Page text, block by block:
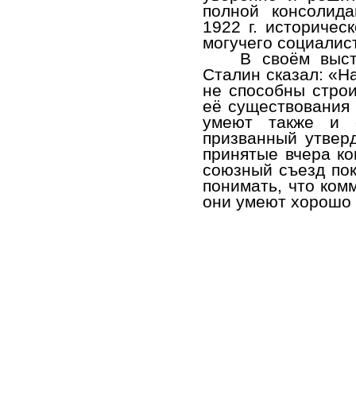
полной
1922 г.
могучего
В своём
Сталин сказал:
не способны
её существования
умеют также и
призванный
принятые вчера
союзный съезд
понимать, что
они умеют хорошо